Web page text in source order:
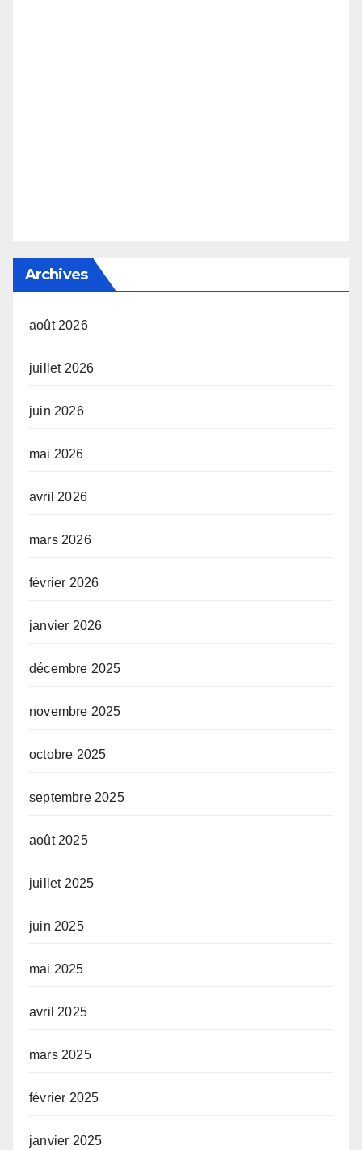
Archives
août 2026
juillet 2026
juin 2026
mai 2026
avril 2026
mars 2026
février 2026
janvier 2026
décembre 2025
novembre 2025
octobre 2025
septembre 2025
août 2025
juillet 2025
juin 2025
mai 2025
avril 2025
mars 2025
février 2025
janvier 2025